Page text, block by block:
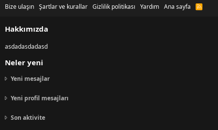
Bize ulaşın Şartlar ve kurallar Gizlilik politikası Yardım Ana sayfa
R
Hakkımızda
asdadasdadasd
Neler yeni
Yeni mesajlar
Yeni profil mesajları
Son aktivite